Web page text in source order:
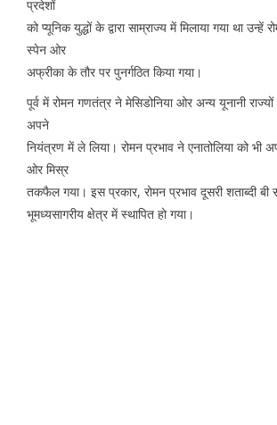
प्रदेशों
को प्यूनिक युद्धों के द्वारा साम्राज्य में मिलाया गया था उन्हें
स्पेन ओर
अफ्रीका के तौर पर पुनर्गठित किया गया।
पूर्व में रोमन गणतंत्र ने मेसिडोनिया ओर अन्य यूनानी
अपने
नियंत्रण में ले लिया। रोमन प्रभाव ने एनातोलिया को भी
ओर मिस्र
तकफैल गया। इस प्रकार, रोमन प्रभाव दूसरी शताब्दी
भूमध्यसागरीय क्षेत्र में स्थापित हो गया।